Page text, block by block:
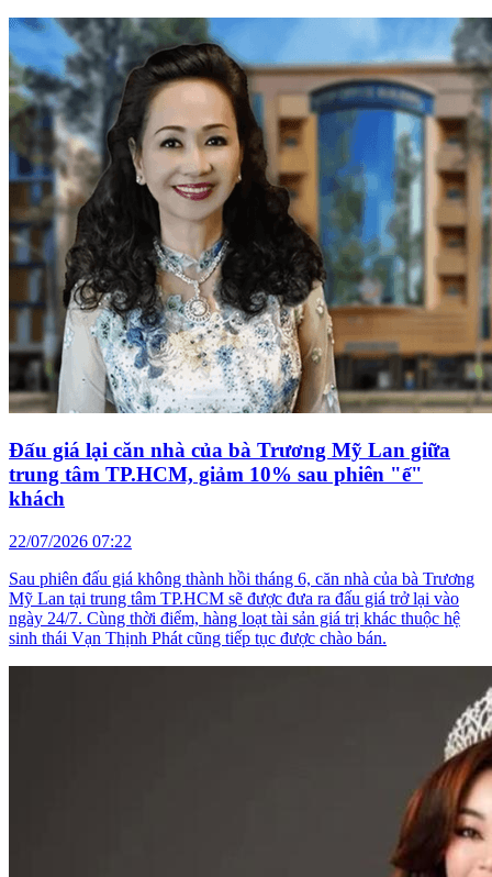
Đấu giá lại căn nhà của bà Trương Mỹ Lan giữa
trung tâm TP.HCM, giảm 10% sau phiên "ế"
khách
22/07/2026 07:22
Sau phiên đấu giá không thành hồi tháng 6, căn nhà của bà Trương
Mỹ Lan tại trung tâm TP.HCM sẽ được đưa ra đấu giá trở lại vào
ngày 24/7. Cùng thời điểm, hàng loạt tài sản giá trị khác thuộc hệ
sinh thái Vạn Thịnh Phát cũng tiếp tục được chào bán.